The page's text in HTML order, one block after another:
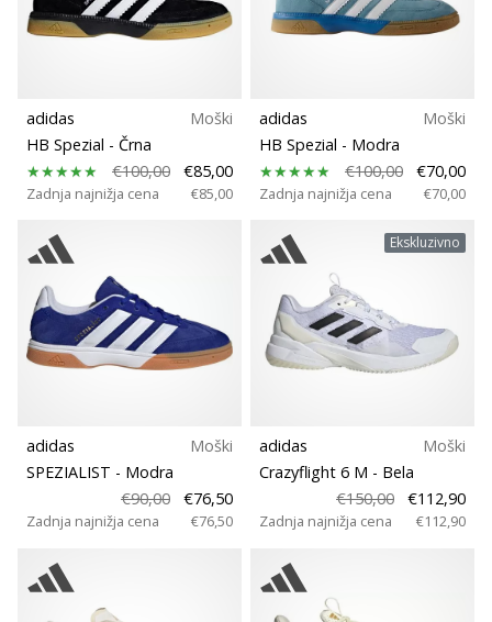
Si
odbojkarski/a
mi?
Pridruži
se
nam
brend
ambasador/ka.
11. 8. 2022
•
affiliate
program
Imate
spletno
stran,
Velikost
Podpora nedrčka
Carbon
Kolekcija
Udobje in amortizacija
Padec (mm)
Kroj
Značilnosti
adidas
Moški
HB Spezial - Črna
€100,00
€85,00
Zadnja najnižja cena €85,00
adidas
Moški
HB Spezial - Modra
€100,00
€70,00
Zadnja najnižja cena €70,00
adidas
Moški
SPEZIALIST - Modra
€90,00
€76,50
Zadnja najnižja cena €76,50
Ekskluzivno
adidas
Moški
Crazyflight 6 M - Bela
€150,00
€112,90
Zadnja najnižja cena €112,90